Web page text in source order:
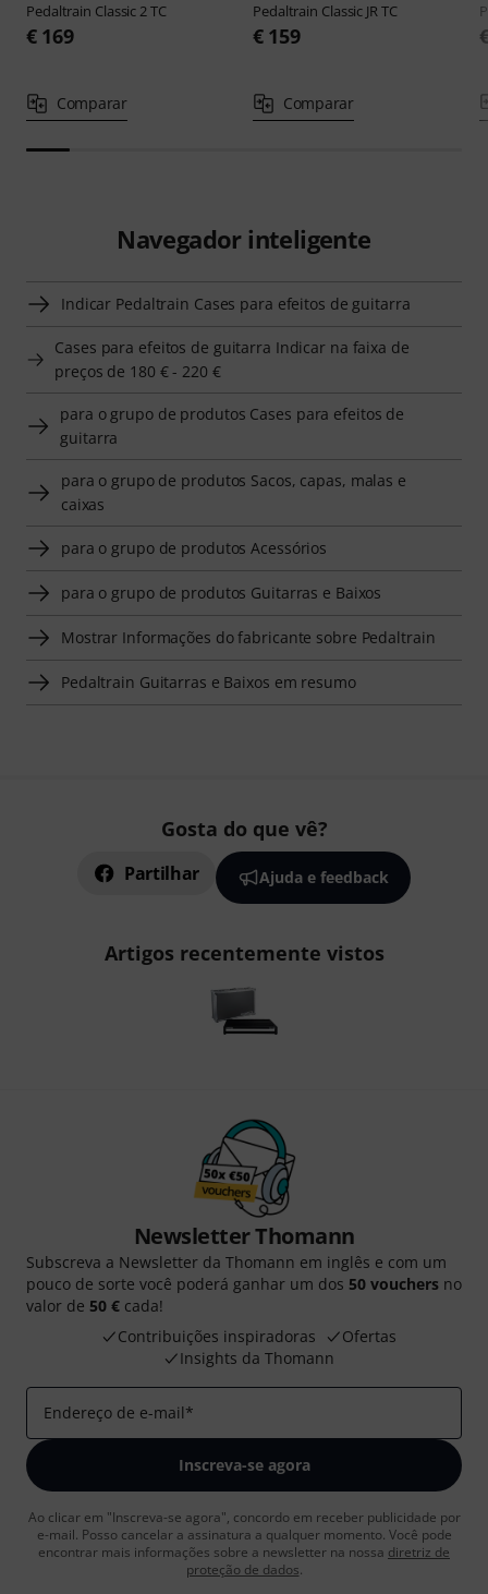
Pedaltrain Classic 2 TC
€ 169
Comparar
Pedaltrain Classic JR TC
€ 159
Comparar
Navegador inteligente
Indicar Pedaltrain Cases para efeitos de guitarra
Cases para efeitos de guitarra Indicar na faixa de
preços de 180 € - 220 €
para o grupo de produtos Cases para efeitos de
guitarra
para o grupo de produtos Sacos, capas, malas e
caixas
para o grupo de produtos Acessórios
para o grupo de produtos Guitarras e Baixos
Mostrar Informações do fabricante sobre Pedaltrain
Pedaltrain Guitarras e Baixos em resumo
Gosta do que vê?
Partilhar Ajuda e feedback
Artigos recentemente vistos
Newsletter Thomann
Subscreva a Newsletter da Thomann em inglês e com um
pouco de sorte você poderá ganhar um dos 50 vouchers no
valor de 50 € cada!
Contribuições inspiradoras
Ofertas
Insights da Thomann
Endereço de e-mail*
Inscreva-se agora
Ao clicar em "Inscreva-se agora", concordo em receber publicidade por
e-mail. Posso cancelar a assinatura a qualquer momento. Você pode
encontrar mais informações sobre a newsletter na nossa diretriz de
proteção de dados.